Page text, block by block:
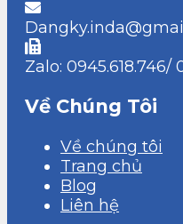
Zalo: 0945.618.746/
Về Chúng Tôi
Về chúng tôi
Trang chủ
Blog
Liên hệ